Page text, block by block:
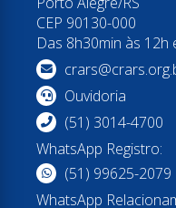
CEP 90130-000
Das 8h30min às 12h
Ouvidoria
(51) 3014-4700
WhatsApp Registro:
(51) 99625-2079
WhatsApp